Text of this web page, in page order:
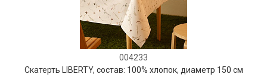
004233
Скатерть LIBERTY, состав: 100% хлопок, диаметр 150 см